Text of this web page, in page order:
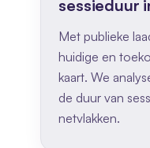
sessieduur
Met publieke
huidige en
kaart. We
de duur van
netvlakken.